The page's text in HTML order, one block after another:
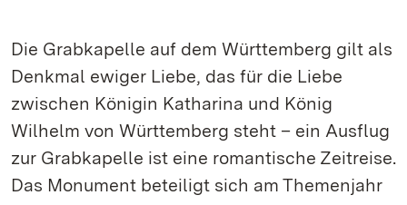
Die Grabkapelle auf dem Württemberg gilt als
Denkmal ewiger Liebe, das für die Liebe
zwischen Königin Katharina und König
Wilhelm von Württemberg steht – ein Ausflug
zur Grabkapelle ist eine romantische Zeitreise.
Das Monument beteiligt sich am Themenjahr